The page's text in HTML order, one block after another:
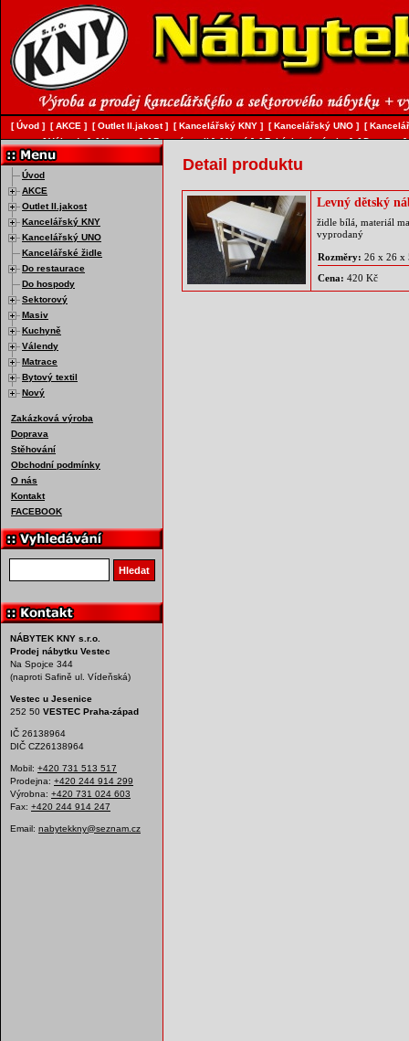
Úvod
AKCE
Outlet II.jakost
Kancelářský KNY
Kancelářský UNO
Kancelářské židle
Do restaurace
Do hospody
Sektorový
Masiv
Kuchyně
Válendy
Matrace
Bytový textil
Nový
Zakázková výroba
Doprava
Stěhování
Obchodní podmínky
O nás
Kontakt
FACEBOOK
Hledat
NÁBYTEK KNY s.r.o.
Prodej nábytku Vestec
Na Spojce 344
(naproti Safině ul. Vídeňská)
Vestec u Jesenice
252 50 VESTEC Praha-západ
IČ 26138964
DIČ CZ26138964
Mobil: +420 731 513 517
Prodejna: +420 244 914 299
Výrobna: +420 731 024 603
Fax: +420 244 914 247
Email: nabytekkny@seznam.cz
Detail produktu
Levný dětský
židle bílá, materiál
vyprodaný
Rozměry: 26 x 26 x
Cena: 420 Kč
[ Úvod ] [ AKCE ] [ Outlet II.jakost ] [ Kancelářský KNY ] [ Kancelářský UNO ] [
[ Válendy ] [ Matrace ] [ Bytový textil ] [ Nový ] [ Zakázková výroba ] [ Doprava ]